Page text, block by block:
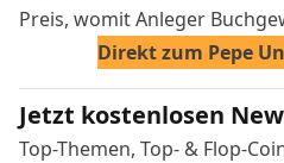
Preis, womit Anleger
Direkt zum Pepe
Jetzt kostenlosen
Top-Themen, Top- & Flop-